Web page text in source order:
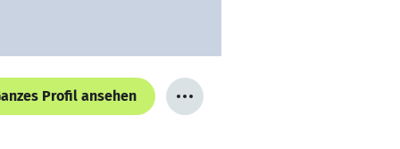
Profil ansehen